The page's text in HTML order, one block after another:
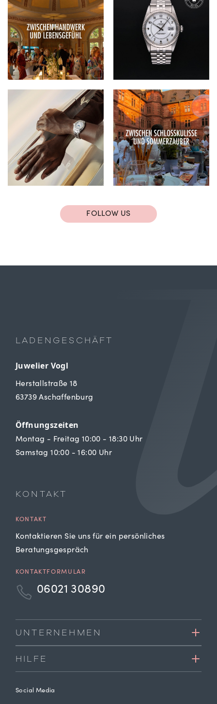
FOLLOW US
LADENGESCHÄFT
Juwelier Vogl
Herstallstraße 18
63739 Aschaffenburg
Öffnungszeiten
Montag - Freitag 10:00 - 18:30 Uhr
Samstag 10:00 - 16:00 Uhr
KONTAKT
KONTAKT
Kontaktieren Sie uns für ein persönliches
Beratungsgespräch
KONTAKTFORMULAR
06021 30890
UNTERNEHMEN
HILFE
Social Media